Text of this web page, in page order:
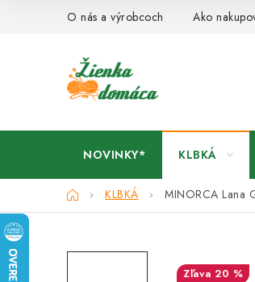
O nás a výrobcoch Ako
NOVINKY* KLBKÁ
DomovKLBKÁ MINORCA Lana
20 %